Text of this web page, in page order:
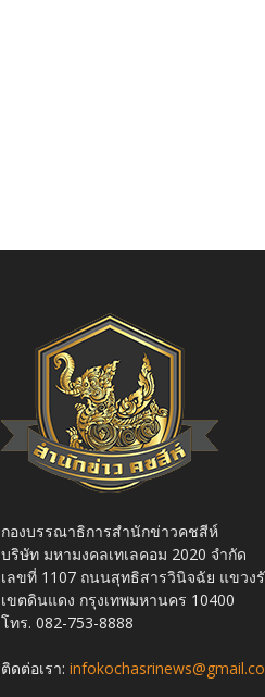
กองบรรณาธิการสำนักข่าวคชสีห์
บริษัท มหามงคลเทเลคอม 2020 จำกัด
เลขที่ 1107 ถนนสุทธิสารวินิจฉัย แขวง
เขตดินแดง กรุงเทพมหานคร 10400
โทร. 082-753-8888
ติดต่อเรา: